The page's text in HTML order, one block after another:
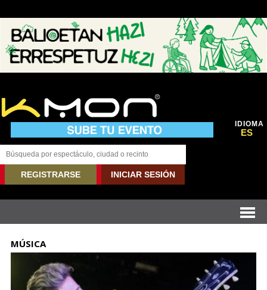
IDIOMA
ES
REGISTRARSE INICIAR SESIÓN
MÚSICA